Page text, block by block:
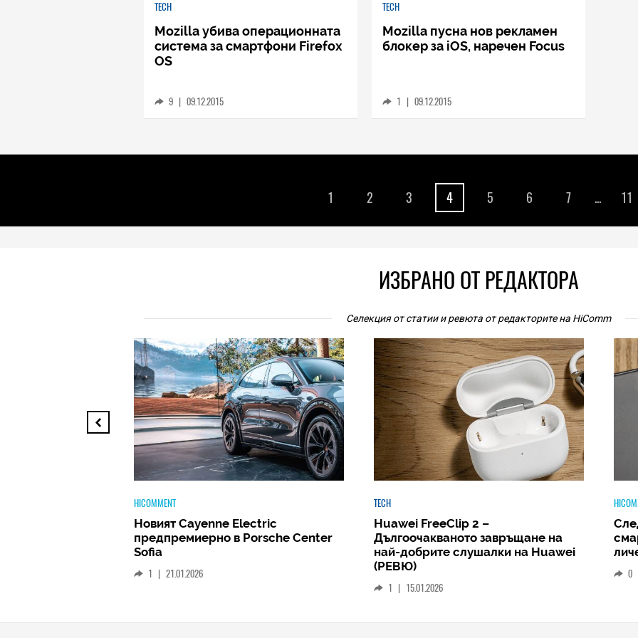
TECH
Mozilla убива операционната
система за смартфони Firefox
OS
9 | 09.12.2015
TECH
Mozilla пусна нов рекламен
блокер за iOS, наречен Focus
1 | 09.12.2015
1 2 3 4 5 6 7 ... 11
ИЗБРАНО ОТ РЕДАКТОРА
Селекция от статии и ревюта от редакторите на HiComm
TECH
Huawei FreeClip 2 –
Дългоочакваното завръщане на
най-добрите слушалки на Huawei
(РЕВЮ)
HICOMMENT
Следващият голям скок: защо
смартфонът ще стане вашият
личен AI център
0 | 19.12.2025
и